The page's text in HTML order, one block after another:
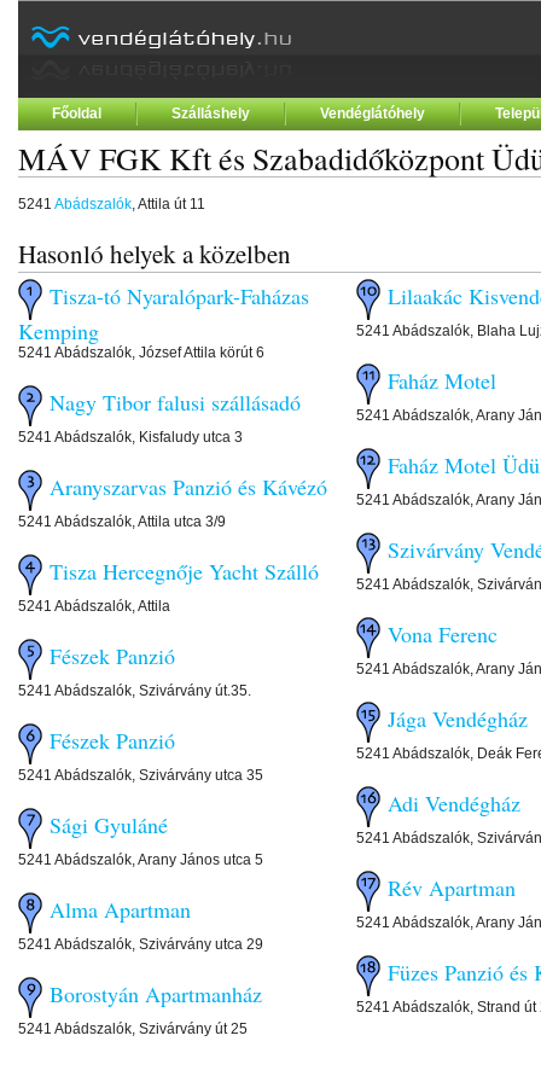
Főoldal Szálláshely Vendéglátóhely
MÁV FGK Kft és Szabadidőközpont
5241 Abádszalók, Attila út 11
Hasonló helyek a közelben
Tisza-tó Nyaralópark-Faházas
Kemping
5241 Abádszalók, József Attila körút 6
Nagy Tibor falusi szállásadó
5241 Abádszalók, Kisfaludy utca 3
Aranyszarvas Panzió és Kávézó
5241 Abádszalók, Attila utca 3/9
Tisza Hercegnője Yacht Szálló
5241 Abádszalók, Attila
Fészek Panzió
5241 Abádszalók, Szivárvány út.35.
Fészek Panzió
5241 Abádszalók, Szivárvány utca 35
Sági Gyuláné
5241 Abádszalók, Arany János utca 5
Alma Apartman
5241 Abádszalók, Szivárvány utca 29
Borostyán Apartmanház
5241 Abádszalók, Szivárvány út 25
Lilaakác
5241 Abádszalók, Blaha
Faház Motel
5241 Abádszalók, Arany
Faház Motel
5241 Abádszalók, Arany
Szivárvány
5241 Abádszalók,
Vona Ferenc
5241 Abádszalók, Arany
Jága Vendégház
5241 Abádszalók, Deák
Adi Vendégház
5241 Abádszalók,
Rév Apartman
5241 Abádszalók, Arany
Füzes Panzió és
5241 Abádszalók, Strand út